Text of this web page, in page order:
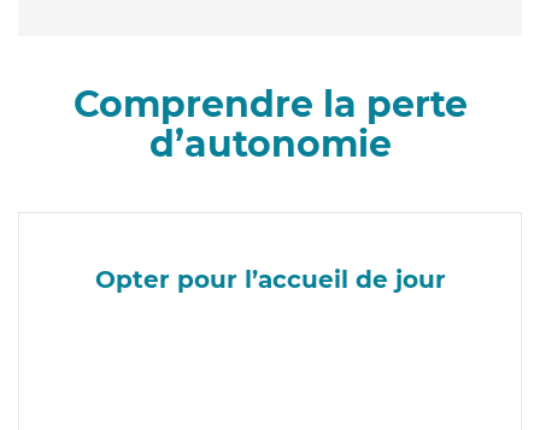
Comprendre la perte
d’autonomie
Opter pour l’accueil de jour